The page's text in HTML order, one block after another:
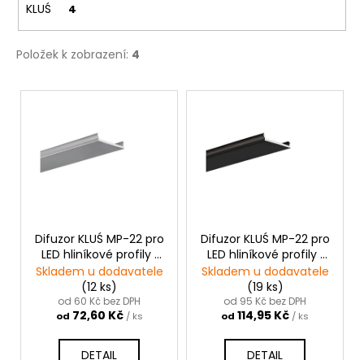
KLUŚ 4
Položek k zobrazení: 4
V
Difuzor KLUŚ MP-22 pro
LED hliníkové profily |
šedý
Skladem u dodavatele
(12 ks)
od 60 Kč bez DPH
od 72,60 Kč / ks
DETAIL
Difuzor KLUŚ MP-22 pro
LED hliníkové profily |
černý
Skladem u dodavatele
(19 ks)
od 95 Kč bez DPH
od 114,95 Kč / ks
DETAIL
u
j
e
e